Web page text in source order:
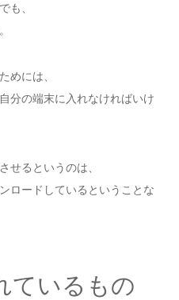
も、
めには、
分の端末に入れなければいけ
せるというのは、
ロードしているということな
ているもの